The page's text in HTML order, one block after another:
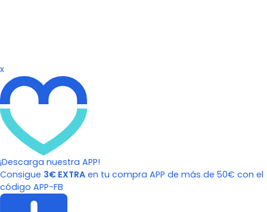
x
¡Descarga nuestra APP!
Consigue 3€ EXTRA en tu compra APP de más de 50€ con el
código APP-FB